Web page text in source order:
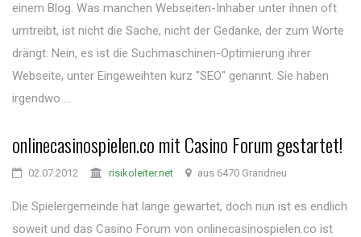
einem Blog. Was manchen Webseiten-Inhaber unter ihnen oft
umtreibt, ist nicht die Sache, nicht der Gedanke, der zum Worte
drängt: Nein, es ist die Suchmaschinen-Optimierung ihrer
Webseite, unter Eingeweihten kurz "SEO" genannt. Sie haben
irgendwo ...
onlinecasinospielen.co mit Casino Forum gestartet!
02.07.2012 risikoleiter.net aus 6470 Grandrieu
Die Spielergemeinde hat lange gewartet, doch nun ist es endlich
soweit und das Casino Forum von onlinecasinospielen.co ist